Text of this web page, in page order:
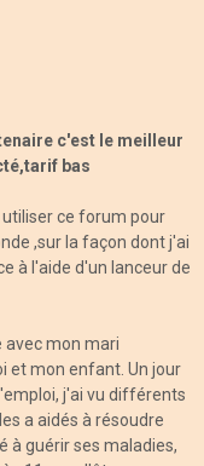
c'est le meilleur
bas
utiliser ce forum pour
,sur la façon dont j'ai
à l'aide d'un lanceur de
avec mon mari
et mon enfant. Un jour
j'ai vu différents
a aidés à résoudre
à guérir ses maladies,